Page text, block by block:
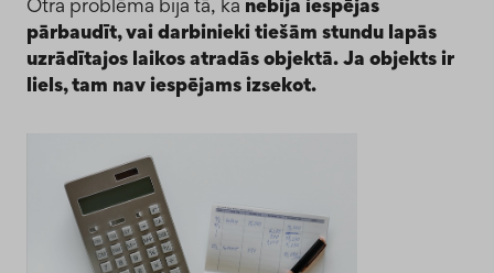
Otra problēma bija tā, ka nebija iespējas
pārbaudīt, vai darbinieki tiešām stundu lapās
uzrādītajos laikos atradās objektā. Ja objekts ir
liels, tam nav iespējams izsekot.